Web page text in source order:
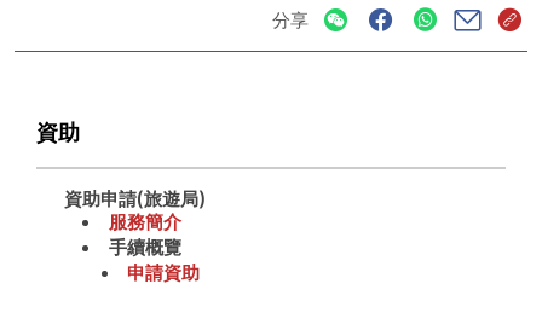
分享
資助
資助申請(旅遊局)
服務簡介
手續概覽
申請資助